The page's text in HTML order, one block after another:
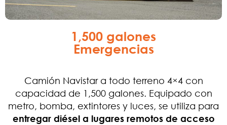
1,500 galones
Emergencias
Camión Navistar a todo terreno 4×4 con
capacidad de 1,500 galones. Equipado con
metro, bomba, extintores y luces, se utiliza para
entregar diésel a lugares remotos de acceso